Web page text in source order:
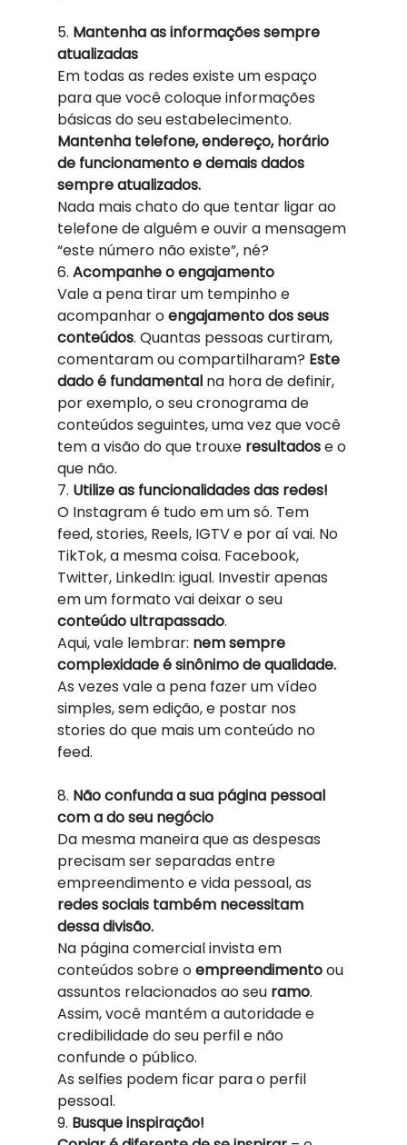
5. Mantenha as informações sempre
atualizadas
Em todas as redes existe um espaço
para que você coloque informações
básicas do seu estabelecimento.
Mantenha telefone, endereço, horário
de funcionamento e demais dados
sempre atualizados.
Nada mais chato do que tentar ligar ao
telefone de alguém e ouvir a mensagem
“este número não existe”, né?
6. Acompanhe o engajamento
Vale a pena tirar um tempinho e
acompanhar o engajamento dos seus
conteúdos. Quantas pessoas curtiram,
comentaram ou compartilharam? Este
dado é fundamental na hora de definir,
por exemplo, o seu cronograma de
conteúdos seguintes, uma vez que você
tem a visão do que trouxe resultados e o
que não.
7. Utilize as funcionalidades das redes!
O Instagram é tudo em um só. Tem
feed, stories, Reels, IGTV e por aí vai. No
TikTok, a mesma coisa. Facebook,
Twitter, LinkedIn: igual. Investir apenas
em um formato vai deixar o seu
conteúdo ultrapassado.
Aqui, vale lembrar: nem sempre
complexidade é sinônimo de qualidade.
As vezes vale a pena fazer um vídeo
simples, sem edição, e postar nos
stories do que mais um conteúdo no
feed.
8. Não confunda a sua página pessoal
com a do seu negócio
Da mesma maneira que as despesas
precisam ser separadas entre
empreendimento e vida pessoal, as
redes sociais também necessitam
dessa divisão.
Na página comercial invista em
conteúdos sobre o empreendimento ou
assuntos relacionados ao seu ramo.
Assim, você mantém a autoridade e
credibilidade do seu perfil e não
confunde o público.
As selfies podem ficar para o perfil
pessoal.
9. Busque inspiração!